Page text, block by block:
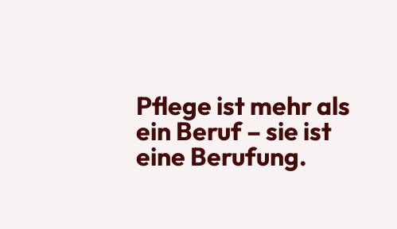
Pflege ist mehr als
ein Beruf – sie ist
eine Berufung.